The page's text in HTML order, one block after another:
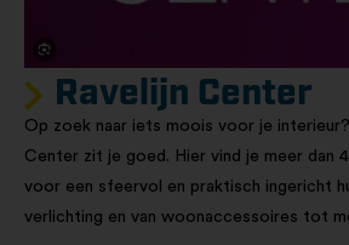
Ravelijn Center
Op zoek naar iets moois voor je
Center zit je goed. Hier vind je meer dan
voor een sfeervol en praktisch ingericht
verlichting en van woonaccessoires tot